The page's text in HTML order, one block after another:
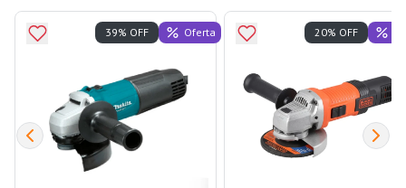
39% OFF Oferta 20% OFF